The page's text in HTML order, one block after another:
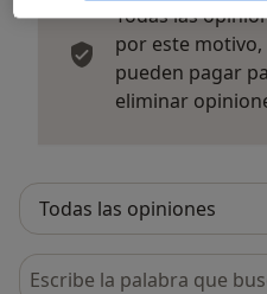
Todas las
por este motivo,
pueden pagar
eliminar
Busca en opiniones